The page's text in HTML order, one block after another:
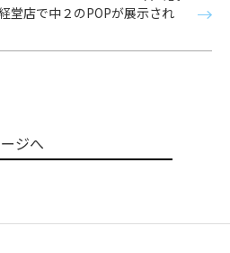
堂店で中２のPOPが展示され
ジへ